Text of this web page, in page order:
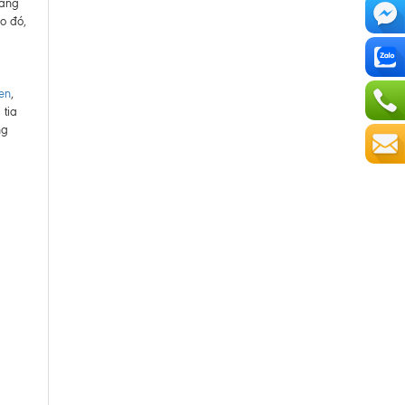
đó,
,
tia